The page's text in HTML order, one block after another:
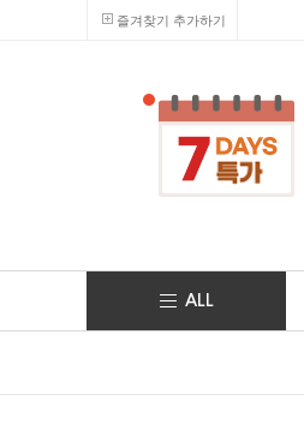
즐겨찾기 추가하기
ALL